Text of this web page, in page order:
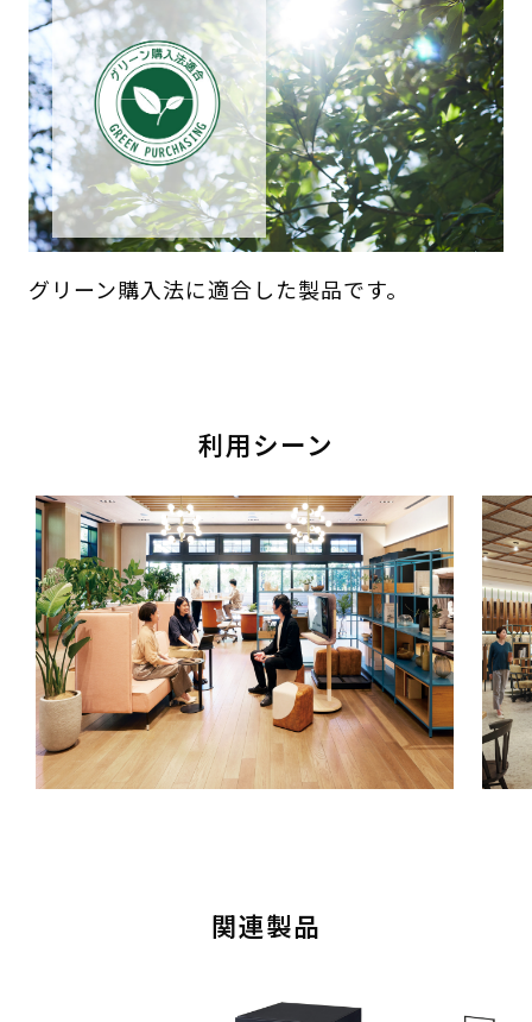
グリーン購入法に適合した製品です。
利用シーン
関連製品